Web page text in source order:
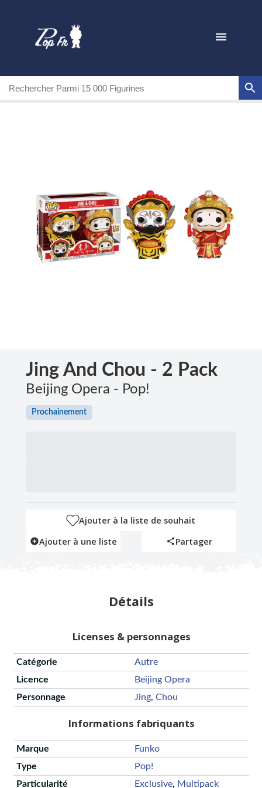
Jing And Chou - 2 Pack
Beijing Opera - Pop!
Prochainement
Ajouter à la liste de souhait
Ajouter à une liste
Partager
Détails
Licenses & personnages
Catégorie
Autre
Licence
Beijing Opera
Personnage
Jing, Chou
Informations fabriquants
Marque
Funko
Type
Pop!
Particularité
Exclusive, Multipack